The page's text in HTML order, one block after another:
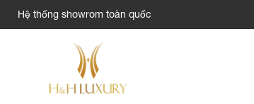
Hệ thống showrom toàn quốc